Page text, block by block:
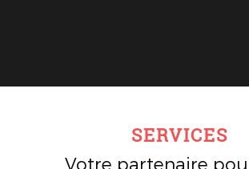
SERVICES
Votre partenaire